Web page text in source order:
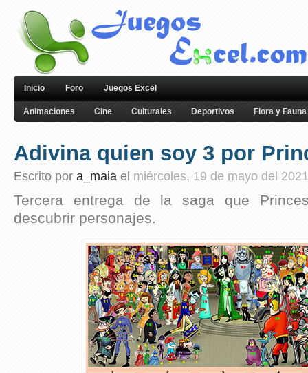
Inicio Foro Juegos Excel
Animaciones Cine Culturales Deportivos Flora y Fauna
Adivina quien soy 3 por
Escrito por a_maia el miércoles, 19 de mayo del 2021
Tercera entrega de la saga que
descubrir personajes.